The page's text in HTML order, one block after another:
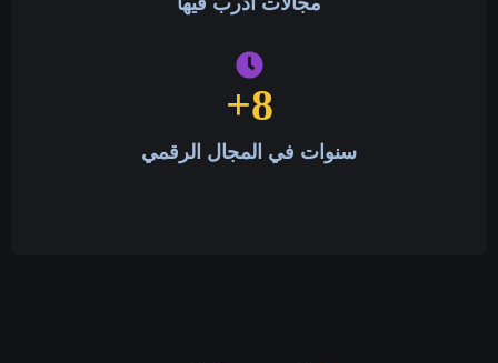
سنوات في المجال الرقمي
8
+